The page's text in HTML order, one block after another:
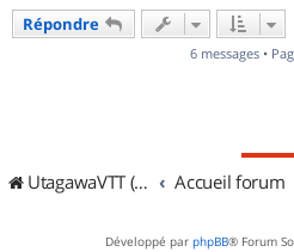
Répondre
6 messages •
UtagawaVTT (Randos VTT et VTTAE avec traces GPS) Accueil forum
Développé par phpBB® Forum